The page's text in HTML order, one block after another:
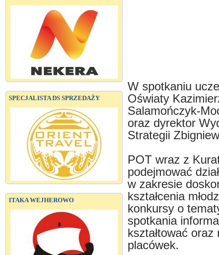
SPECJALISTA DS SPRZEDAŻY
ITAKA WEJHEROWO
W spotkaniu
Oświaty
Salamończyk-
oraz dyrektor
Strategii
POT wraz z
podejmować
w zakresie
kształcenia
konkursy o
spotkania
kształtować
placówek.